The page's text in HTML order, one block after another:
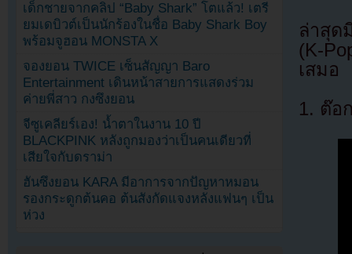
ล่าสุด
(K-
เสมอ
1. ต๊อ
เด็กชายจากคลิป “Baby Shark” โตแล้ว! เตรี
ยมเดบิวต์เป็นนักร้องในชื่อ Baby Shark Boy
พร้อมจูฮอน MONSTA X
จองยอน TWICE เซ็นสัญญา Baro
Entertainment เดินหน้าสายการแสดงร่วม
ค่ายพี่สาว กงซึงยอน
จีซูเคลียร์เอง! น้ำตาในงาน 10 ปี
BLACKPINK หลังถูกมองว่าเป็นคนเดียวที่
เสียใจกับดราม่า
ฮันซึงยอน KARA มีอาการจากปัญหาหมอน
รองกระดูกต้นคอ ต้นสังกัดแจงหลังแฟนๆ เป็น
ห่วง